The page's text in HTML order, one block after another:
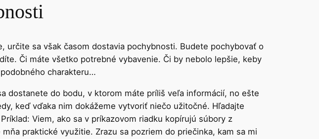
sa však časom dostavia pochybnosti. Budete pochybovať o
Či máte všetko potrebné vybavenie. Či by nebolo lepšie, keby
charakteru…
dostanete do bodu, v ktorom máte príliš veľa informácií, no ešte
keď vďaka nim dokážeme vytvoriť niečo užitočné. Hľadajte
Viem, ako sa v príkazovom riadku kopírujú súbory z
praktické využitie. Zrazu sa pozriem do priečinka, kam sa mi